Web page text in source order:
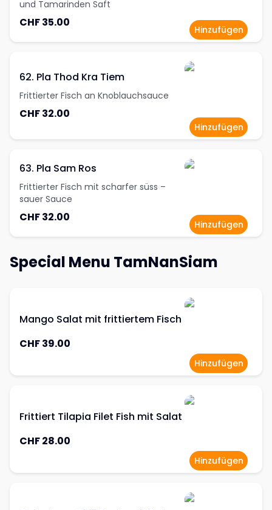
und Tamarinden Saft
CHF 35.00
Hinzufügen
62. Pla Thod Kra Tiem
Frittierter Fisch an Knoblauchsauce
CHF 32.00
Hinzufügen
63. Pla Sam Ros
Frittierter Fisch mit scharfer süss –
sauer Sauce
CHF 32.00
Hinzufügen
Special Menu TamNanSiam
Mango Salat mit frittiertem Fisch
CHF 39.00
Hinzufügen
Frittiert Tilapia Filet Fish mit Salat
CHF 28.00
Hinzufügen